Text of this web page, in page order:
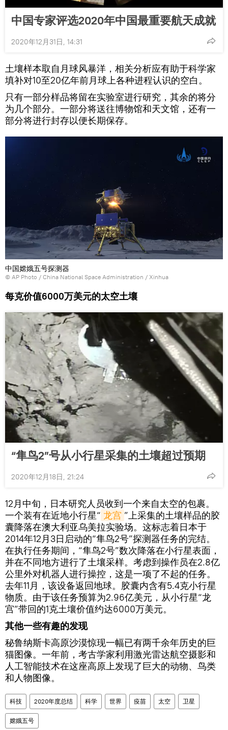
中国专家评选2020年中国最重要航天成就
2020年12月31日, 14:31
土壤样本取自月球风暴洋，相关分析应有助于科学家
填补对10至20亿年前月球上各种进程认识的空白。
只有一部分样品将留在实验室进行研究，其余的将分
为几个部分。一部分将送往博物馆和天文馆，还有一
部分将进行封存以便长期保存。
中国嫦娥五号探测器
© AP Photo / China National Space Administration / Xinhua
每克价值6000万美元的太空土壤
“隼鸟2”号从小行星采集的土壤超过预期
2020年12月18日, 21:24
12月中旬，日本研究人员收到一个来自太空的包裹。
一个装有在近地小行星“ 龙宫 ”上采集的土壤样品的胶
囊降落在澳大利亚乌美拉实验场。这标志着日本于
2014年12月3日启动的“隼鸟2号”探测器任务的完结。
在执行任务期间，“隼鸟2号”数次降落在小行星表面，
并在不同地方进行了土壤采样。考虑到操作员在2.8亿
公里外对机器人进行操控，这是一项了不起的任务。
去年11月，该设备返回地球。胶囊内含有5.4克小行星
物质。由于该任务预算为2.96亿美元，从小行星“龙
宫”带回的1克土壤价值约达6000万美元。
其他一些有趣的发现
秘鲁纳斯卡高原沙漠惊现一幅已有两千余年历史的巨
猫图像。一年前，考古学家利用激光雷达航空摄影和
人工智能技术在这座高原上发现了巨大的动物、鸟类
和人物图像。
科技 2020年度总结 科学 世界 疫苗 太空 卫星
嫦娥五号